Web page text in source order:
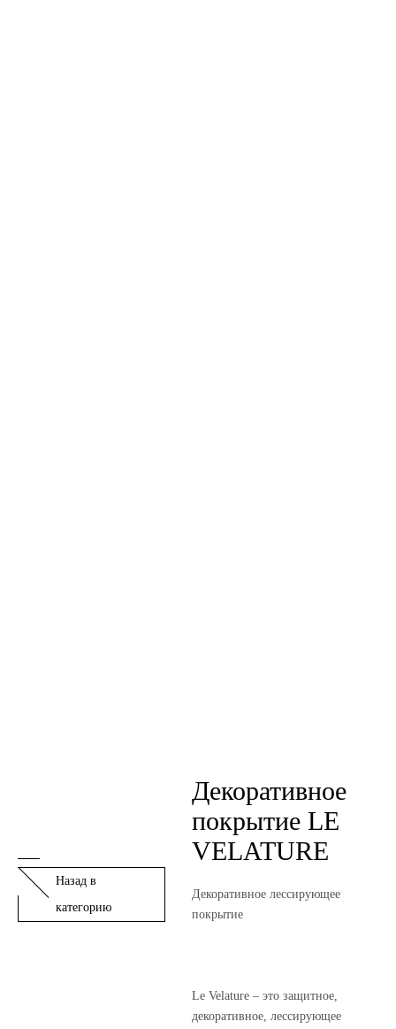
Назад в
категорию
Декоративное
покрытие LE
VELATURE
Декоративное лессирующее
покрытие
Le Velature – это защитное,
декоративное, лессирующее